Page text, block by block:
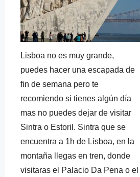
Lisboa no es muy grande,
puedes hacer una escapada de
fin de semana pero te
recomiendo si tienes algún día
mas no puedes dejar de visitar
Sintra o Estoril. Sintra que se
encuentra a 1h de Lisboa, en la
montaña llegas en tren, donde
visitaras el Palacio Da Pena o el